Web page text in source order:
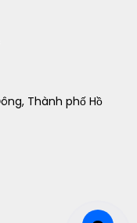
Thành phố Hồ